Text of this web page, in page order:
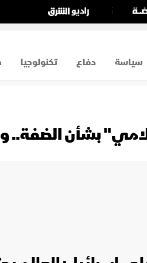
سياسة دفاع تكنولوجيا
بشأن